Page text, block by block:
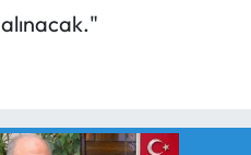
alınacak."